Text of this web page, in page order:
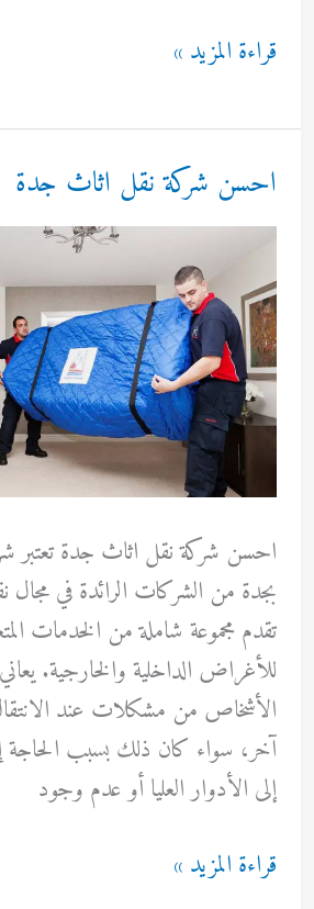
نقل
جده
قراءة المزيد »
احسن شركة نقل اثاث جدة
احسن شركة نقل اثاث جدة
بجدة من الشركات الرائدة في
تقدم مجموعة شاملة من الخدمات
للأغراض الداخلية والخارجية.
الأشخاص من مشكلات عند
آخر، سواء كان ذلك بسبب الحاجة
إلى الأدوار العليا أو عدم وجود
احسن
قراءة المزيد »